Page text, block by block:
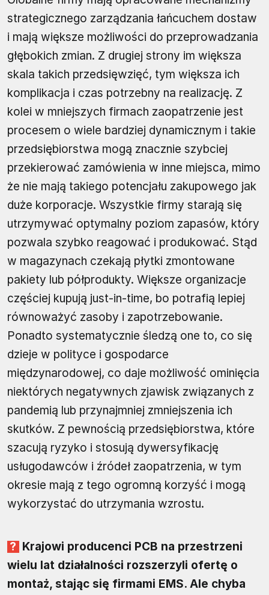
strategicznego zarządzania łańcuchem dostaw
i mają większe możliwości do przeprowadzania
głębokich zmian. Z drugiej strony im większa
skala takich przedsięwzięć, tym większa ich
komplikacja i czas potrzebny na realizację. Z
kolei w mniejszych firmach zaopatrzenie jest
procesem o wiele bardziej dynamicznym i takie
przedsiębiorstwa mogą znacznie szybciej
przekierować zamówienia w inne miejsca, mimo
że nie mają takiego potencjału zakupowego jak
duże korporacje. Wszystkie firmy starają się
utrzymywać optymalny poziom zapasów, który
pozwala szybko reagować i produkować. Stąd
w magazynach czekają płytki zmontowane
pakiety lub półprodukty. Większe organizacje
częściej kupują just-in-time, bo potrafią lepiej
równoważyć zasoby i zapotrzebowanie.
Ponadto systematycznie śledzą one to, co się
dzieje w polityce i gospodarce
międzynarodowej, co daje możliwość ominięcia
niektórych negatywnych zjawisk związanych z
pandemią lub przynajmniej zmniejszenia ich
skutków. Z pewnością przedsiębiorstwa, które
szacują ryzyko i stosują dywersyfikację
usługodawców i źródeł zaopatrzenia, w tym
okresie mają z tego ogromną korzyść i mogą
wykorzystać do utrzymania wzrostu.
Krajowi producenci PCB na przestrzeni
wielu lat działalności rozszerzyli ofertę o
montaż, stając się firmami EMS. Ale chyba